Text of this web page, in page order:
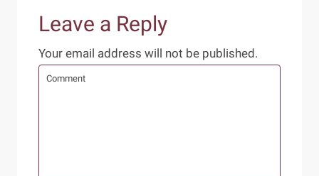
Leave a Reply
Your email address will not be published.